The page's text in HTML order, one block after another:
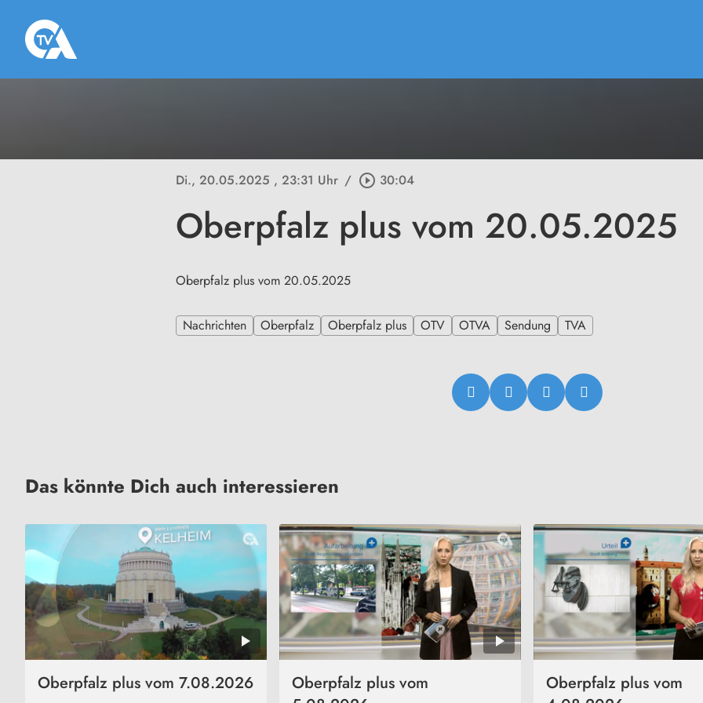
Di., 20.05.2025 , 23:31 Uhr / play_circle_outline 30:04
Oberpfalz plus vom 20.05.2025
Oberpfalz plus vom 20.05.2025
Nachrichten Oberpfalz Oberpfalz plus OTV OTVA Sendung TVA
Das könnte Dich auch interessieren
Oberpfalz plus vom 7.08.2026
Oberpfalz plus vom
Oberpfalz plus vom